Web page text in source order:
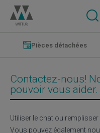
Aller
contenu
principal
Pièces détachées
Contactez-nous!
pouvoir vous aider.
Utiliser le chat ou
Vous pouvez également